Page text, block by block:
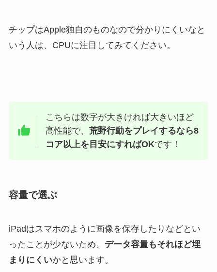
チップはApple独自のものなので分かりにくいなと
いう人は、CPUに注目してみてください。
こちらは数字が大きければ大きいほど
高性能で、荒野行動をプレイするなら8
コア以上を目安にすればOKです！
容量で選ぶ
iPadはスマホのように画像を保存したりなどとい
ったことが少ないため、 データ容量もそれほど埋
まりにくいかと思います。